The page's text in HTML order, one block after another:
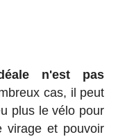
n'est pas
cas, il peut
plus le vélo pour
virage et pouvoir